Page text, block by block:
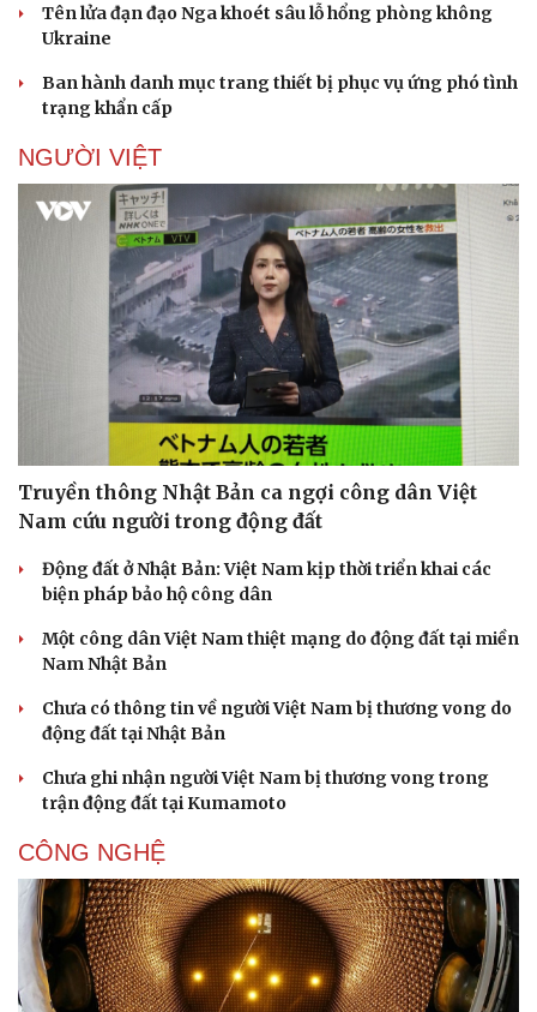
Dinh dưỡng - món ngon
Nhi khoa
Nam khoa
Làm đẹp - giảm cân
Ăn sạch sống khỏe
Đời sống
Nhà đẹp
Blog
Tình yêu - Gia đình
Tên lửa đạn đạo Nga khoét sâu lỗ hổng phòng không
Ukraine
Ban hành danh mục trang thiết bị phục vụ ứng phó tình
trạng khẩn cấp
NGƯỜI VIỆT
Truyền thông Nhật Bản ca ngợi công dân Việt
Nam cứu người trong động đất
Động đất ở Nhật Bản: Việt Nam kịp thời triển khai các
biện pháp bảo hộ công dân
Một công dân Việt Nam thiệt mạng do động đất tại miền
Nam Nhật Bản
Chưa có thông tin về người Việt Nam bị thương vong do
động đất tại Nhật Bản
Chưa ghi nhận người Việt Nam bị thương vong trong
trận động đất tại Kumamoto
CÔNG NGHỆ